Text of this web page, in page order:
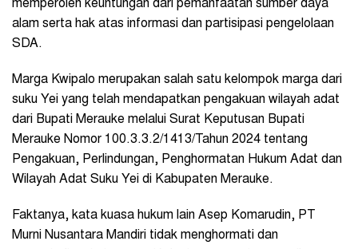
memperoleh keuntungan dari pemanfaatan sumber daya
alam serta hak atas informasi dan partisipasi pengelolaan
SDA.
Marga Kwipalo merupakan salah satu kelompok marga dari
suku Yei yang telah mendapatkan pengakuan wilayah adat
dari Bupati Merauke melalui Surat Keputusan Bupati
Merauke Nomor 100.3.3.2/1413/Tahun 2024 tentang
Pengakuan, Perlindungan, Penghormatan Hukum Adat dan
Wilayah Adat Suku Yei di Kabupaten Merauke.
Faktanya, kata kuasa hukum lain Asep Komarudin, PT
Murni Nusantara Mandiri tidak menghormati dan